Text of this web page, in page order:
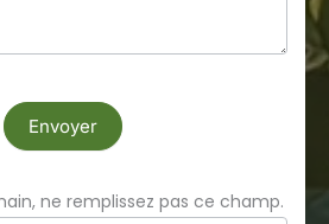
Envoyer
ne remplissez pas ce champ.